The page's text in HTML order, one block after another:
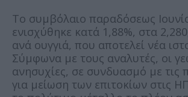
Το συμβόλαιο παραδόσεως
ενισχύθηκε κατά 1,88%, στα
ανά ουγγιά, που αποτελεί νέα
Σύμφωνα με τους αναλυτές, οι
ανησυχίες, σε συνδυασμό με τις
για μείωση των επιτοκίων στις